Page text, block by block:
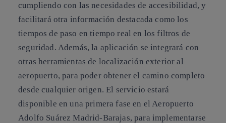
cumpliendo con las necesidades de accesibilidad, y
facilitará otra información destacada como los
tiempos de paso en tiempo real en los filtros de
seguridad. Además, la aplicación se integrará con
otras herramientas de localización exterior al
aeropuerto, para poder obtener el camino completo
desde cualquier origen. El servicio estará
disponible en una primera fase en el Aeropuerto
Adolfo Suárez Madrid-Barajas, para implementarse